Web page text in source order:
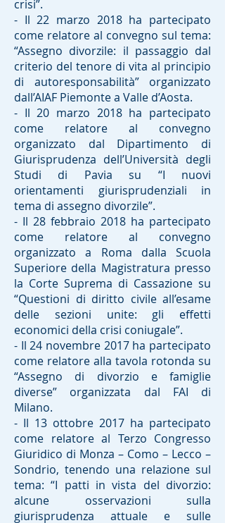
crisi”.
- Il 22 marzo 2018 ha partecipato
come relatore al convegno sul tema:
“Assegno divorzile: il passaggio dal
criterio del tenore di vita al principio
di autoresponsabilità” organizzato
dall’AIAF Piemonte a Valle d’Aosta.
- Il 20 marzo 2018 ha partecipato
come relatore al convegno
organizzato dal Dipartimento di
Giurisprudenza dell’Università degli
Studi di Pavia su “I nuovi
orientamenti giurisprudenziali in
tema di assegno divorzile”.
- Il 28 febbraio 2018 ha partecipato
come relatore al convegno
organizzato a Roma dalla Scuola
Superiore della Magistratura presso
la Corte Suprema di Cassazione su
“Questioni di diritto civile all’esame
delle sezioni unite: gli effetti
economici della crisi coniugale”.
- Il 24 novembre 2017 ha partecipato
come relatore alla tavola rotonda su
“Assegno di divorzio e famiglie
diverse” organizzata dal FAI di
Milano.
- Il 13 ottobre 2017 ha partecipato
come relatore al Terzo Congresso
Giuridico di Monza – Como – Lecco –
Sondrio, tenendo una relazione sul
tema: “I patti in vista del divorzio:
alcune osservazioni sulla
giurisprudenza attuale e sulle